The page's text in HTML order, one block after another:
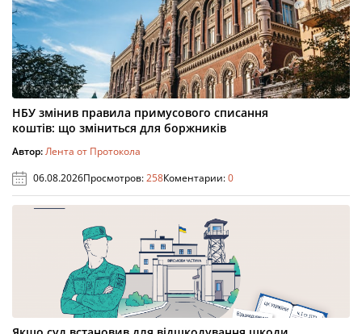
НБУ змінив правила примусового списання
коштів: що зміниться для боржників
Автор:Лента от Протокола
06.08.2026Просмотров:258Коментарии:0